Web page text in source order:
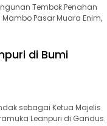
Tembok Penahan
Pasar Muara Enim,
di Bumi
sebagai Ketua Majelis
Leanpuri di Gandus.